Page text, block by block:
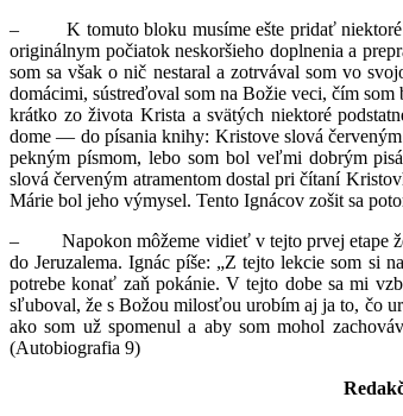
– K tomuto bloku musíme ešte pridať niektoré
originálnym počiatok neskoršieho doplnenia a
som sa však o nič nestaral a zotrvával som vo
domácimi, sústreďoval som na Božie veci, čím
krátko zo života Krista a svätých niektoré
dome — do písania knihy: Kristove slová
pekným písmom, lebo som bol veľmi dobrým
slová červeným atramentom dostal pri čítaní
Márie bol jeho výmysel. Tento Ignácov zošit sa
– Napokon môžeme vidieť v tejto prvej etape
do Jeruzalema. Ignác píše: „Z tejto lekcie som si
potrebe konať zaň pokánie. V tejto dobe sa mi
sľuboval, že s Božou milosťou urobím aj ja to, čo
ako som už spomenul a aby som mohol
(Autobiografia 9)